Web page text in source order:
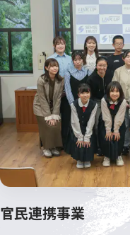
官民連携事業